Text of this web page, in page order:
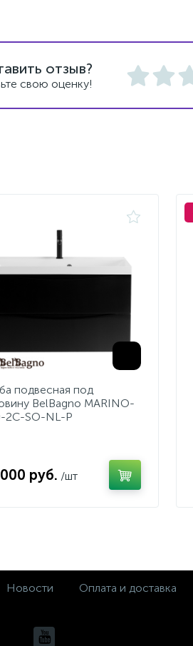
отзыв?
свою оценку!
подвесная под
BelBagno MARINO-
2C-SO-NL-P
руб. /шт
Новости Оплата и доставка